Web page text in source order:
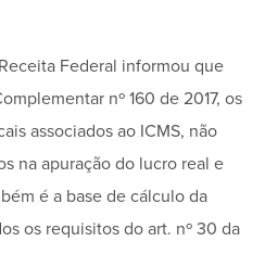
Federal informou que
nº 160 de 2017, os
associados ao ICMS, não
na apuração do lucro real e
é a base de cálculo da
os requisitos do art. nº 30 da